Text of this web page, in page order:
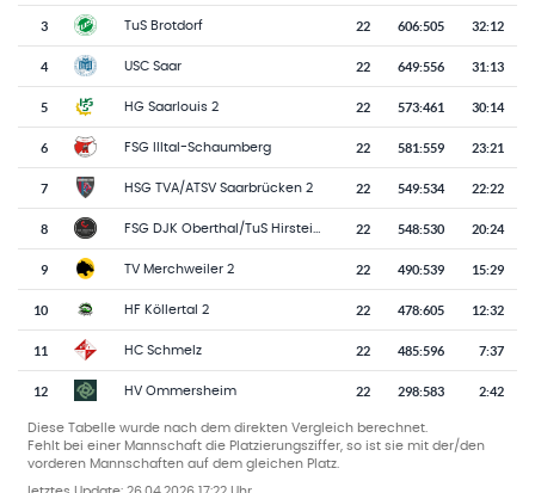
3 TuS Brotdorf 22 606:505 32:12
4 USC Saar 22 649:556 31:13
5 HG Saarlouis 2 22 573:461 30:14
6 FSG Illtal-Schaumberg 22 581:559 23:21
7 HSG TVA/ATSV Saarbrücken 2 22 549:534 22:22
8 22 548:530 20:24
9 TV Merchweiler 2 22 490:539 15:29
10 HF Köllertal 2 22 478:605 12:32
11 HC Schmelz 22 485:596 7:37
12 HV Ommersheim 22 298:583 2:42
Diese Tabelle wurde nach dem direkten Vergleich berechnet.
Fehlt bei einer Mannschaft die Platzierungsziffer, so ist sie mit der/den
vorderen Mannschaften auf dem gleichen Platz.